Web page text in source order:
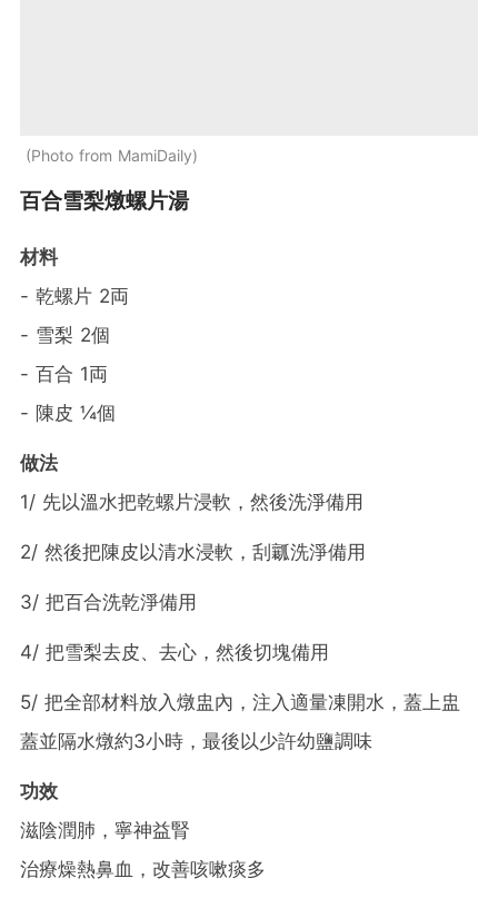
Photo from MamiDaily
百合雪梨燉螺片湯
材料
- 乾螺片 2両
- 雪梨 2個
- 百合 1両
- 陳皮 ¼個
做法
1/ 先以溫水把乾螺片浸軟，然後洗淨備用
2/ 然後把陳皮以清水浸軟，刮瓤洗淨備用
3/ 把百合洗乾淨備用
4/ 把雪梨去皮、去心，然後切塊備用
5/ 把全部材料放入燉盅內，注入適量凍開水，蓋上盅
蓋並隔水燉約3小時，最後以少許幼鹽調味
功效
滋陰潤肺，寧神益腎
治療燥熱鼻血，改善咳嗽痰多